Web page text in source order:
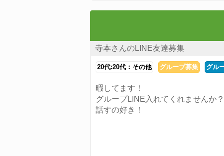
寺本さんのLINE友達募集
20代:20代：その他 グループ募集 グル
暇してます！
グループLINE入れてくれませんか？
話すの好き！